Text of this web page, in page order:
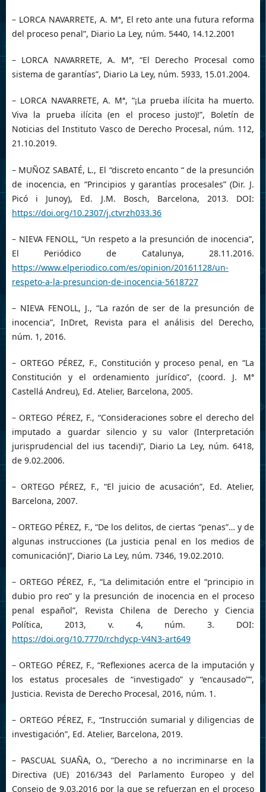
– LORCA NAVARRETE, A. Mª, El reto ante una futura reforma
del proceso penal”, Diario La Ley, núm. 5440, 14.12.2001
– LORCA NAVARRETE, A. Mª, “El Derecho Procesal como
sistema de garantías”, Diario La Ley, núm. 5933, 15.01.2004.
– LORCA NAVARRETE, A. Mª, “¡La prueba ilícita ha muerto.
Viva la prueba ilícita (en el proceso justo)!”, Boletín de
Noticias del Instituto Vasco de Derecho Procesal, núm. 112,
21.10.2019.
– MUÑOZ SABATÉ, L., El “discreto encanto “ de la presunción
de inocencia, en “Principios y garantías procesales” (Dir. J.
Picó i Junoy), Ed. J.M. Bosch, Barcelona, 2013. DOI:
https://doi.org/10.2307/j.ctvrzh033.36
– NIEVA FENOLL, “Un respeto a la presunción de inocencia”,
El Periódico de Catalunya, 28.11.2016.
https://www.elperiodico.com/es/opinion/20161128/un-
respeto-a-la-presuncion-de-inocencia-5618727
– NIEVA FENOLL, J., “La razón de ser de la presunción de
inocencia”, InDret, Revista para el análisis del Derecho,
núm. 1, 2016.
– ORTEGO PÉREZ, F., Constitución y proceso penal, en “La
Constitución y el ordenamiento jurídico”, (coord. J. Mª
Castellá Andreu), Ed. Atelier, Barcelona, 2005.
– ORTEGO PÉREZ, F., “Consideraciones sobre el derecho del
imputado a guardar silencio y su valor (Interpretación
jurisprudencial del ius tacendi)”, Diario La Ley, núm. 6418,
de 9.02.2006.
– ORTEGO PÉREZ, F., “El juicio de acusación”, Ed. Atelier,
Barcelona, 2007.
– ORTEGO PÉREZ, F., “De los delitos, de ciertas “penas”… y de
algunas instrucciones (La justicia penal en los medios de
comunicación)”, Diario La Ley, núm. 7346, 19.02.2010.
– ORTEGO PÉREZ, F., “La delimitación entre el “principio in
dubio pro reo” y la presunción de inocencia en el proceso
penal español”, Revista Chilena de Derecho y Ciencia
Política, 2013, v. 4, núm. 3. DOI:
https://doi.org/10.7770/rchdycp-V4N3-art649
– ORTEGO PÉREZ, F., “Reflexiones acerca de la imputación y
los estatus procesales de “investigado” y “encausado”“,
Justicia. Revista de Derecho Procesal, 2016, núm. 1.
– ORTEGO PÉREZ, F., “Instrucción sumarial y diligencias de
investigación”, Ed. Atelier, Barcelona, 2019.
– PASCUAL SUAÑA, O., “Derecho a no incriminarse en la
Directiva (UE) 2016/343 del Parlamento Europeo y del
Consejo de 9.03.2016 por la que se refuerzan en el proceso